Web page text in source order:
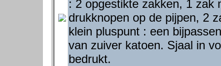
: 2 opgestikte zakken, 1 zak
drukknopen op de pijpen, 2
klein pluspunt : een
van zuiver katoen. Sjaal in
bedrukt.